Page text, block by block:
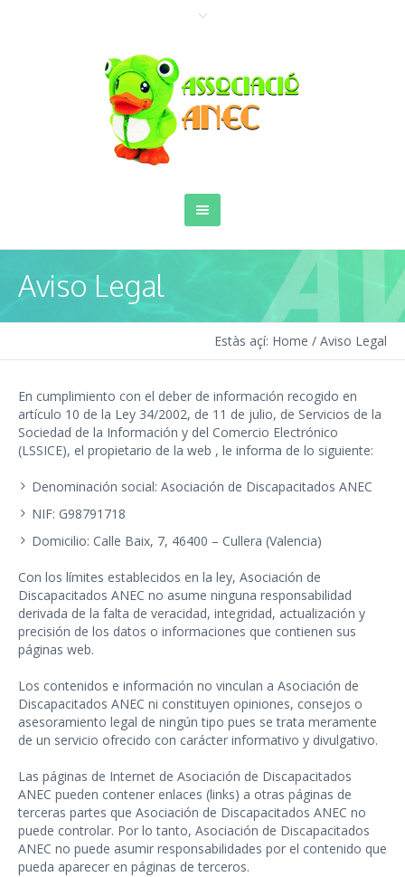
Aviso Legal
Estàs açí: Home / Aviso Legal
En cumplimiento con el deber de información recogido en
artículo 10 de la Ley 34/2002, de 11 de julio, de Servicios de la
Sociedad de la Información y del Comercio Electrónico
(LSSICE), el propietario de la web , le informa de lo siguiente:
Denominación social: Asociación de Discapacitados ANEC
NIF: G98791718
Domicilio: Calle Baix, 7, 46400 – Cullera (Valencia)
Con los límites establecidos en la ley, Asociación de
Discapacitados ANEC no asume ninguna responsabilidad
derivada de la falta de veracidad, integridad, actualización y
precisión de los datos o informaciones que contienen sus
páginas web.
Los contenidos e información no vinculan a Asociación de
Discapacitados ANEC ni constituyen opiniones, consejos o
asesoramiento legal de ningún tipo pues se trata meramente
de un servicio ofrecido con carácter informativo y divulgativo.
Las páginas de Internet de Asociación de Discapacitados
ANEC pueden contener enlaces (links) a otras páginas de
terceras partes que Asociación de Discapacitados ANEC no
puede controlar. Por lo tanto, Asociación de Discapacitados
ANEC no puede asumir responsabilidades por el contenido que
pueda aparecer en páginas de terceros.